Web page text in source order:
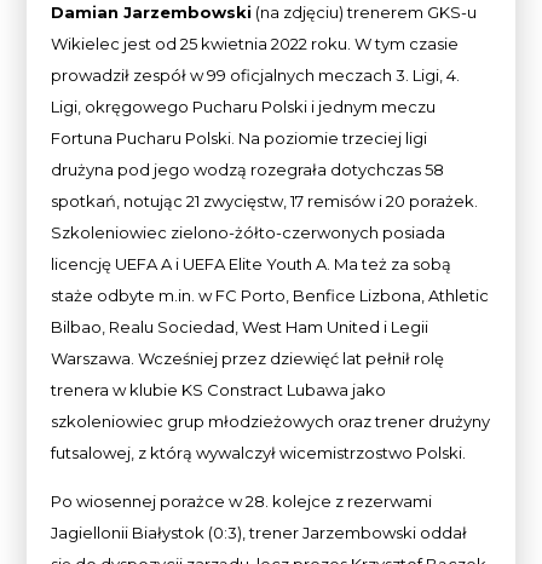
Damian Jarzembowski (na zdjęciu) trenerem GKS-u
Wikielec jest od 25 kwietnia 2022 roku. W tym czasie
prowadził zespół w 99 oficjalnych meczach 3. Ligi, 4.
Ligi, okręgowego Pucharu Polski i jednym meczu
Fortuna Pucharu Polski. Na poziomie trzeciej ligi
drużyna pod jego wodzą rozegrała dotychczas 58
spotkań, notując 21 zwycięstw, 17 remisów i 20 porażek.
Szkoleniowiec zielono-żółto-czerwonych posiada
licencję UEFA A i UEFA Elite Youth A. Ma też za sobą
staże odbyte m.in. w FC Porto, Benfice Lizbona, Athletic
Bilbao, Realu Sociedad, West Ham United i Legii
Warszawa. Wcześniej przez dziewięć lat pełnił rolę
trenera w klubie KS Constract Lubawa jako
szkoleniowiec grup młodzieżowych oraz trener drużyny
futsalowej, z którą wywalczył wicemistrzostwo Polski.
Po wiosennej porażce w 28. kolejce z rezerwami
Jagiellonii Białystok (0:3), trener Jarzembowski oddał